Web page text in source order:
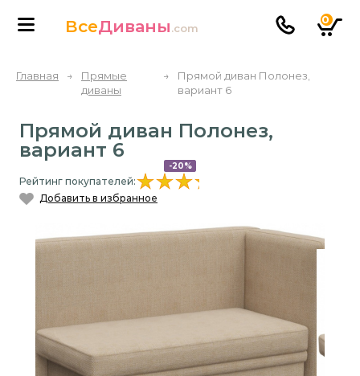
ВсеДиваны.com
0
Главная →
Прямые
диваны
→
Прямой диван Полонез,
вариант 6
Прямой диван Полонез,
вариант 6
-20%
Рейтинг покупателей:
Добавить в избранное